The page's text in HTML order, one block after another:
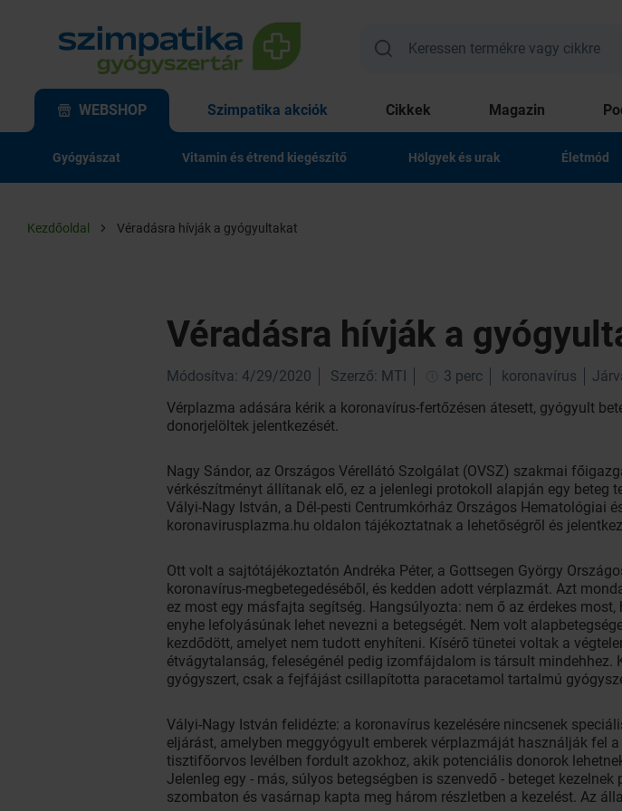
WEBSHOP Szimpatika akciók Cikkek Magazin
Gyógyászat Vitamin és étrend kiegészítő Hölgyek és urak Életmód
Kezdőoldal Véradásra hívják a gyógyultakat
Véradásra hívják a
Módosítva: 4/29/2020 Szerző: MTI 3 perc koronavírus
Vérplazma adására kérik a koronavírus-fertőzésen átesett, gyógyult
donorjelöltek jelentkezését.
Nagy Sándor, az Országos Vérellátó Szolgálat (OVSZ) szakmai
vérkészítményt állítanak elő, ez a jelenlegi protokoll alapján egy beteg
Vályi-Nagy István, a Dél-pesti Centrumkórház Országos Hematológiai
koronavirusplazma.hu oldalon tájékoztatnak a lehetőségről és
Ott volt a sajtótájékoztatón Andréka Péter, a Gottsegen György
koronavírus-megbetegedéséből, és kedden adott vérplazmát. Azt
ez most egy másfajta segítség. Hangsúlyozta: nem ő az érdekes
enyhe lefolyásúnak lehet nevezni a betegségét. Nem volt
kezdődött, amelyet nem tudott enyhíteni. Kísérő tünetei voltak a
étvágytalanság, feleségénél pedig izomfájdalom is társult
gyógyszert, csak a fejfájást csillapította paracetamol tartalmú
Vályi-Nagy István felidézte: a koronavírus kezelésére nincsenek
eljárást, amelyben meggyógyult emberek vérplazmáját használják fel
tisztifőorvos levélben fordult azokhoz, akik potenciális donorok
Jelenleg egy - más, súlyos betegségben is szenvedő - beteget
szombaton és vasárnap kapta meg három részletben a kezelést. Az